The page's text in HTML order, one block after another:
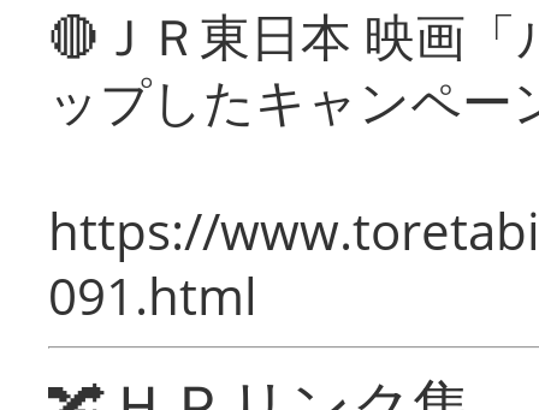
🔴ＪＲ東日本 映画
ップしたキャンペー
https://
091.html